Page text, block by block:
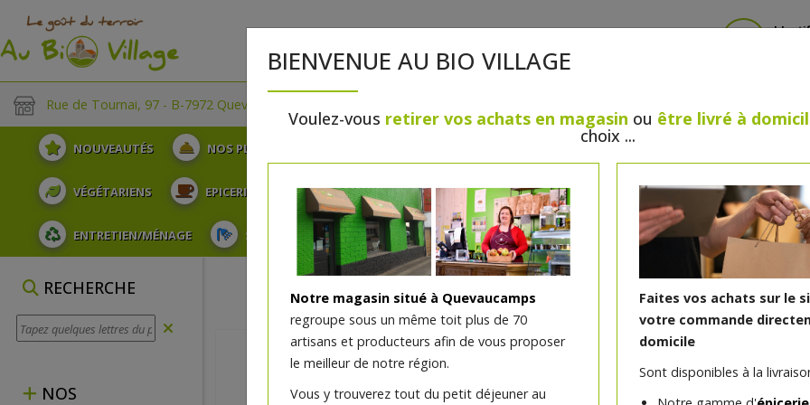
Rue de Tournai, 97 - B-7972 Quevaucamps
NOUVEAUTÉS NOS PLATEAUX
VÉGÉTARIENS EPICERIE PLATS TRAITEUR BOULANGERIE / PÂTISSERIE SANS GLUTEN, SANS
ENTRETIEN/MÉNAGE SOINS ET HYGIÈNE DU CORPS BEAUTÉ HUILES ESSENTIELLES MAISON
RECHERCHE
NOS
BIENVENUE AU BIO VILLAGE
Voulez-vous retirer vos achats en magasin ou être livré à
choix ...
Notre magasin situé à Quevaucamps
regroupe sous un même toit plus de 70
artisans et producteurs afin de vous proposer
le meilleur de notre région.
Vous y trouverez tout du petit déjeuner au
Faites vos achats sur le
votre commande
domicile
Sont disponibles à la
Fard multi-usages bio